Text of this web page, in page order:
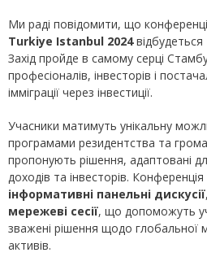
Ми раді повідомити, що
Turkiye Istanbul 2024відбудеться
Захід пройде в самому серці
професіоналів, інвесторів і
імміграції через інвестиції.
Учасники матимуть унікальну
програмами резидентства та
пропонують рішення, адаптовані
доходів та інвесторів.
інформативні панельні дискусії,
мережеві сесії, що допоможуть
зважені рішення щодо глобальної
активів.